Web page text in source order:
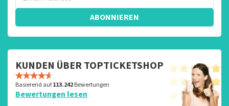
ABONNIEREN
KUNDEN ÜBER TOPTICKETSHOP
Basierend auf113.242Bewertungen
Bewertungen lesen